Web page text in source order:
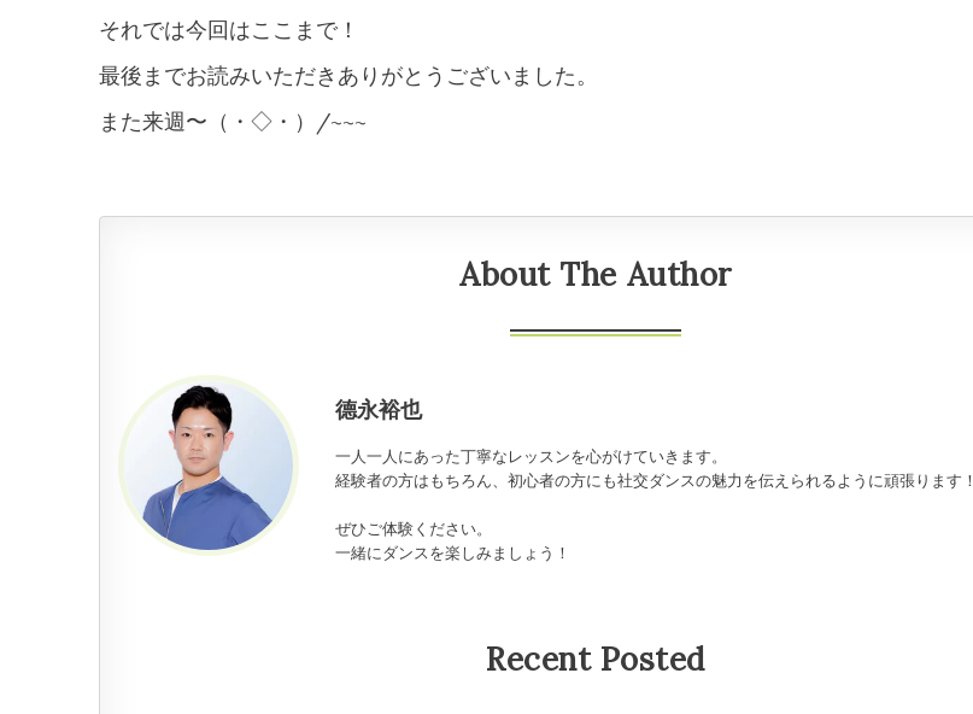
それでは今回はここまで！
最後までお読みいただきありがとうございました。
また来週〜（・◇・）/~~~
About The Author
德永裕也
一人一人にあった丁寧なレッスンを心がけていきます。
経験者の方はもちろん、初心者の方にも社交ダンスの魅力を伝えられるように頑張ります！
ぜひご体験ください。
一緒にダンスを楽しみましょう！
Recent Posted